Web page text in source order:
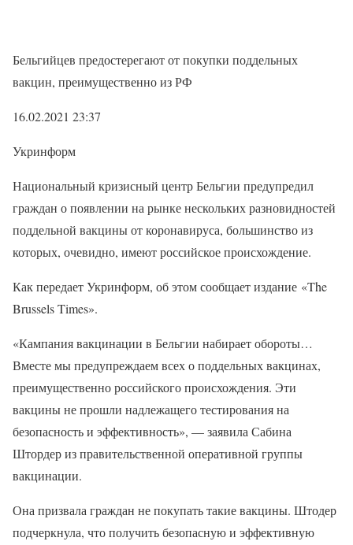
Бельгийцев предостерегают от покупки поддельных
вакцин, преимущественно из РФ
16.02.2021 23:37
Укринформ
Национальный кризисный центр Бельгии предупредил
граждан о появлении на рынке нескольких разновидностей
поддельной вакцины от коронавируса, большинство из
которых, очевидно, имеют российское происхождение.
Как передает Укринформ, об этом сообщает издание «The
Brussels Times».
«Кампания вакцинации в Бельгии набирает обороты…
Вместе мы предупреждаем всех о поддельных вакцинах,
преимущественно российского происхождения. Эти
вакцины не прошли надлежащего тестирования на
безопасность и эффективность», — заявила Сабина
Штордер из правительственной оперативной группы
вакцинации.
Она призвала граждан не покупать такие вакцины. Штодер
подчеркнула, что получить безопасную и эффективную